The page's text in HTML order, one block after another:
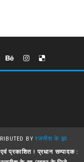
BYरजनीश के झा
एवं प्रकाशित ! प्रधान सम्पादक :